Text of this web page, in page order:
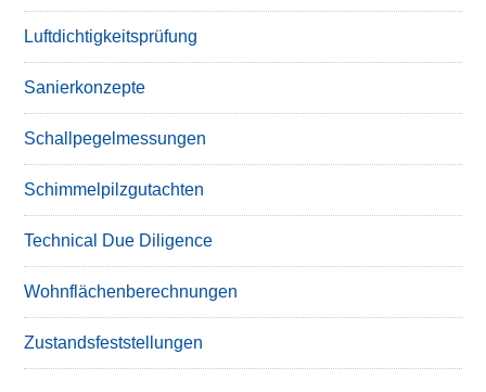
Luftdichtigkeitsprüfung
Sanierkonzepte
Schallpegelmessungen
Schimmelpilzgutachten
Technical Due Diligence
Wohnflächenberechnungen
Zustandsfeststellungen